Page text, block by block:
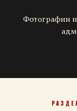
Фотографии